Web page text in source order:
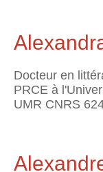
Docteur en
PRCE à
UMR CNRS